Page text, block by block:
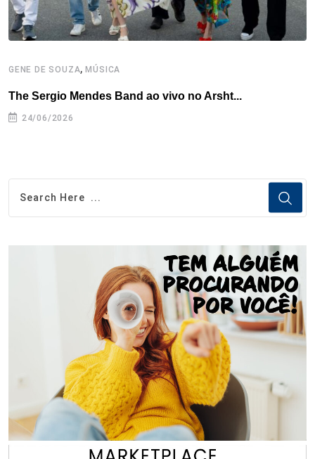
GENE DE SOUZA,MÚSICA
The Sergio Mendes Band ao vivo no Arsht...
24/06/2026